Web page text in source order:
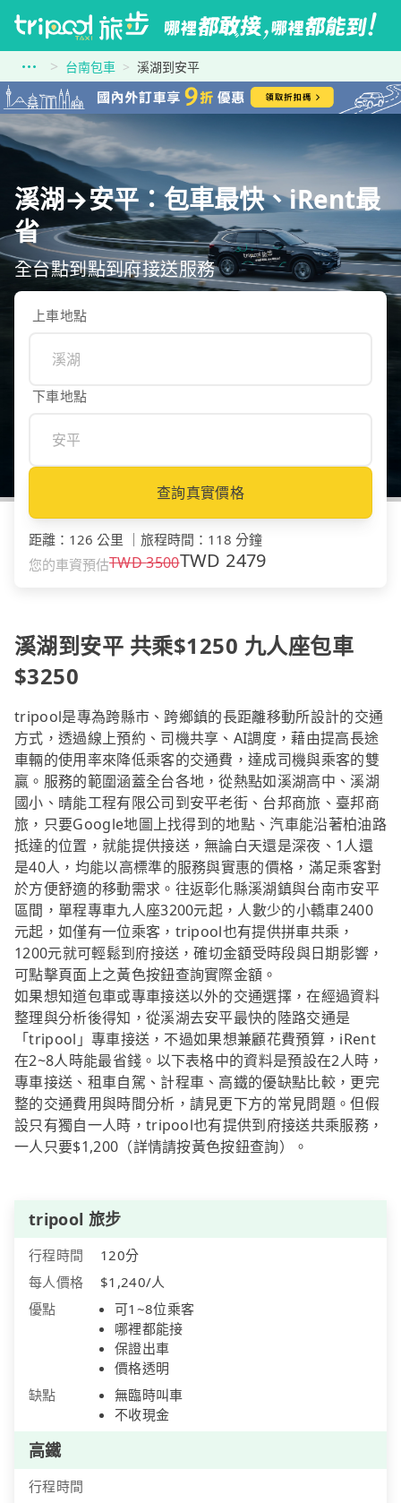
台南包車 溪湖到安平
溪湖→安平：包車最快、iRent最
省
全台點到點到府接送服務
上車地點
下車地點
查詢真實價格
距離 ： 126 公里 旅程時間 ： 118 分鐘
您的車資預估TWD3500TWD 2479
溪湖到安平 共乘$1250 九人座包車
$3250
tripool是專為跨縣市、跨鄉鎮的長距離移動所設計的交通
方式，透過線上預約、司機共享、AI調度，藉由提高長途
車輛的使用率來降低乘客的交通費，達成司機與乘客的雙
贏。服務的範圍涵蓋全台各地，從熱點如溪湖高中、溪湖
國小、晴能工程有限公司到安平老街、台邦商旅、臺邦商
旅，只要Google地圖上找得到的地點、汽車能沿著柏油路
抵達的位置，就能提供接送，無論白天還是深夜、1人還
是40人，均能以高標準的服務與實惠的價格，滿足乘客對
於方便舒適的移動需求。往返彰化縣溪湖鎮與台南市安平
區間，單程專車九人座3200元起，人數少的小轎車2400
元起，如僅有一位乘客，tripool也有提供拼車共乘，
1200元就可輕鬆到府接送，確切金額受時段與日期影響，
可點擊頁面上之黃色按鈕查詢實際金額。
如果想知道包車或專車接送以外的交通選擇，在經過資料
整理與分析後得知，從溪湖去安平最快的陸路交通是
「tripool」專車接送，不過如果想兼顧花費預算，iRent
在2~8人時能最省錢。以下表格中的資料是預設在2人時，
專車接送、租車自駕、計程車、高鐵的優缺點比較，更完
整的交通費用與時間分析，請見更下方的常見問題。但假
設只有獨自一人時，tripool也有提供到府接送共乘服務，
一人只要$1,200（詳情請按黃色按鈕查詢）。
tripool 旅步
行程時間
120分
每人價格
$1,240/人
優點
可1~8位乘客
哪裡都能接
保證出車
價格透明
缺點
無臨時叫車
不收現金
高鐵
行程時間